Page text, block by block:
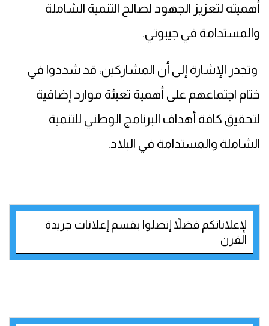
أهميته لتعزيز الجهود لصالح التنمية الشاملة
والمستدامة في جيبوتي.
وتجدر الإشارة إلى أن المشاركين، قد شددوا في
ختام اجتماعهم على أهمية تعبئة موارد إضافية
لتحقيق كافة أهداف البرنامج الوطني للتنمية
الشاملة والمستدامة في البلاد.
لإعلاناتكم فضلاً إتصلوا بقسم إعلانات جريدة
القرن